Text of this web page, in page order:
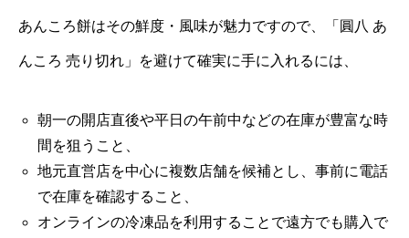
あんころ餅はその鮮度・風味が魅力ですので、「圓八 あ
んころ 売り切れ」を避けて確実に手に入れるには、
朝一の開店直後や平日の午前中などの在庫が豊富な時
間を狙うこと、
地元直営店を中心に複数店舗を候補とし、事前に電話
で在庫を確認すること、
オンラインの冷凍品を利用することで遠方でも購入で